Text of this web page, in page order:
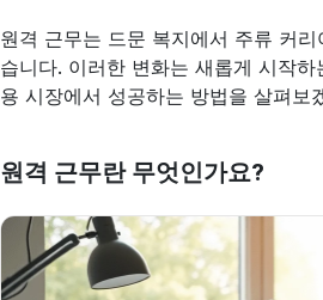
원격 근무는 드문 복지에서 주류 커
습니다. 이러한 변화는 새롭게 시작
용 시장에서 성공하는 방법을 살펴보
원격 근무란 무엇인가요?